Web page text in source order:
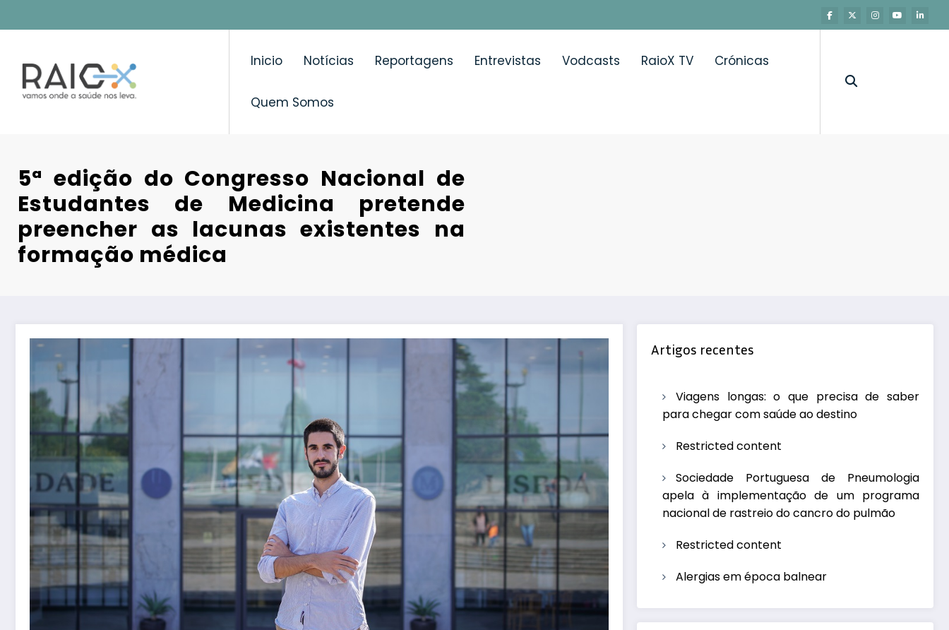
para
conteúdo
Inicio Notícias Reportagens Entrevistas Vodcasts RaioX TV Crónicas
Quem Somos
5ª edição do Congresso Nacional de
Estudantes de Medicina pretende
preencher as lacunas existentes na
formação médica
Artigos recentes
Viagens longas: o que precisa de saber
para chegar com saúde ao destino
Restricted content
Sociedade Portuguesa de Pneumologia
apela à implementação de um programa
nacional de rastreio do cancro do pulmão
Restricted content
Alergias em época balnear